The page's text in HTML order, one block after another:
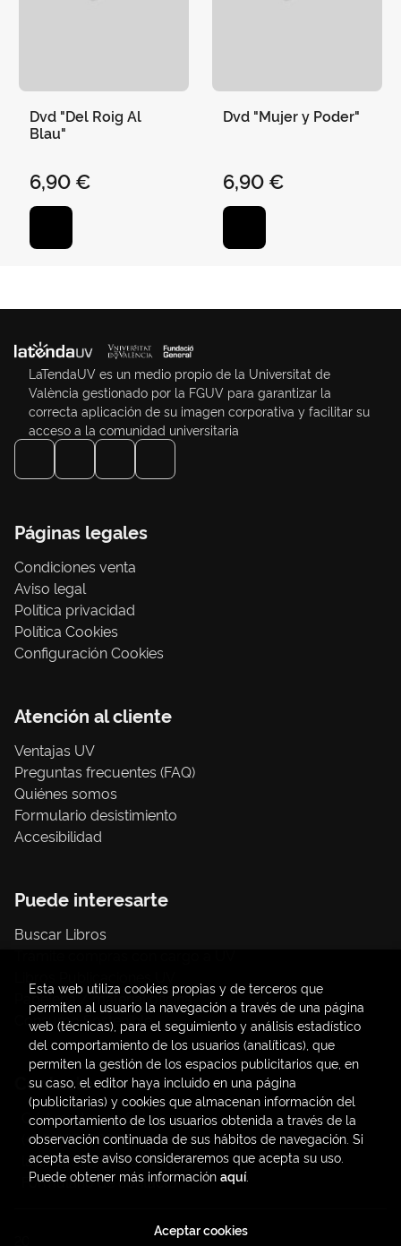
Dvd "Del Roig Al
Blau"
6,90 €
Dvd "Mujer y Poder"
6,90 €
LaTendaUV es un medio propio de la Universitat de
València gestionado por la FGUV para garantizar la
correcta aplicación de su imagen corporativa y facilitar su
acceso a la comunidad universitaria
Páginas legales
Condiciones venta
Aviso legal
Política privacidad
Política Cookies
Configuración Cookies
Atención al cliente
Ventajas UV
Preguntas frecuentes (FAQ)
Quiénes somos
Formulario desistimiento
Accesibilidad
Puede interesarte
Buscar Libros
Papelería / material oficina
Consumo Sostenible
Contacto
C/ Amadeo de Saboya, 4
(+34) 963828968
latendauv@fundacio.es
Formulario de contacto
. Todos los Derechos Reservados |
Esta web utiliza cookies propias y de terceros que
permiten al usuario la navegación a través de una página
web (técnicas), para el seguimiento y análisis estadístico
del comportamiento de los usuarios (analíticas), que
permiten la gestión de los espacios publicitarios que, en
su caso, el editor haya incluido en una página
(publicitarias) y cookies que almacenan información del
comportamiento de los usuarios obtenida a través de la
observación continuada de sus hábitos de navegación. Si
acepta este aviso consideraremos que acepta su uso.
Puede obtener más información aquí.
Aceptar cookies